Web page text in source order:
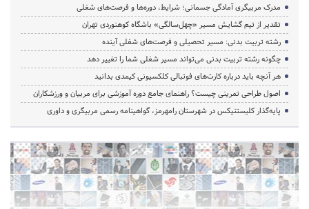
مدرک مربیگری آمادگی جسمانی؛ شرایط، دوره‌ها و فرصت‌های شغلی
تقدیر از تیم گشایش مسیر «چهل‌سالگی» باشگاه کوهنوردی تهران
رشته تربیت بدنی: مسیر تحصیلی و فرصت‌های شغلی آینده
چگونه رشته تربیت بدنی می‌تواند مسیر شغلی شما را تغییر دهد
هر آنچه باید درباره کارت‌های فوتبالی کلکسیونی کیمدی بدانید
اصول طراحی تمرینی چیست؟ راهنمای جامع دوره آموزشی برای مربیان و ورزشکاران
پایه‌گذار کلیستنیکس در شهرستان رامهرمز، گواهینامه رسمی مربیگری و داوری